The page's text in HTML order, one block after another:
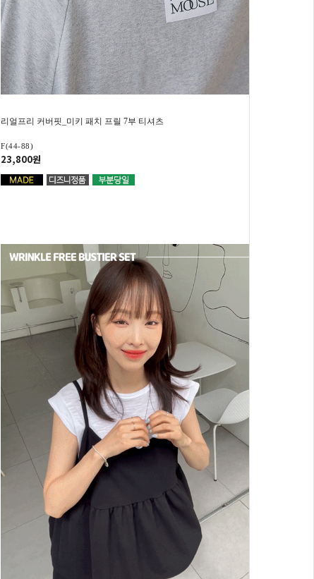
리얼프리 커버핏_미키 패치 프릴 7부 티셔츠
F(44-88)
23,800원